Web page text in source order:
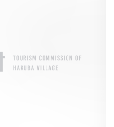
RECOMMENDATION
おすすめ情報
EVENTS